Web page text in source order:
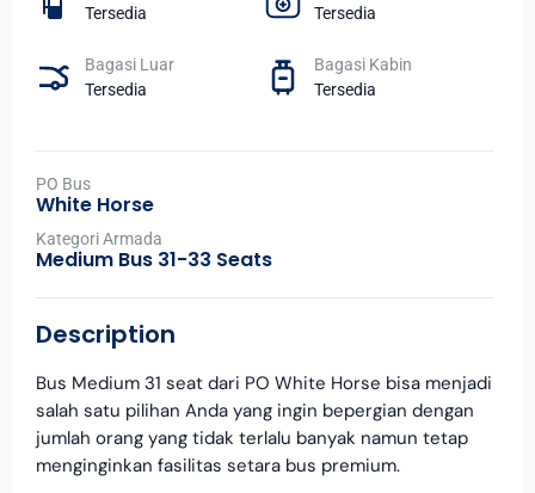
Tersedia
Tersedia
Bagasi Luar
Tersedia
Bagasi Kabin
Tersedia
PO Bus
White Horse
Kategori Armada
Medium Bus 31-33 Seats
Description
Bus Medium 31 seat dari PO White Horse bisa menjadi
salah satu pilihan Anda yang ingin bepergian dengan
jumlah orang yang tidak terlalu banyak namun tetap
menginginkan fasilitas setara bus premium.